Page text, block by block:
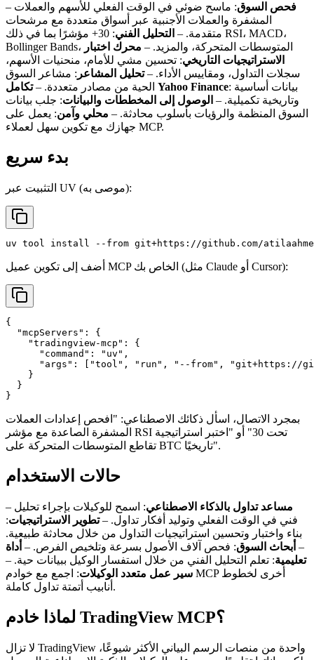
– فحص السوق: ماسح ضوئي في الوقت الفعلي للأسهم والعملات
المشفرة والعملات الأجنبية عبر أسواق متعددة مع مرشحات
متقدمة. – التحليل الفني
: 30+ مؤشرًا بما في ذلك RSI، MACD،
Bollinger Bands، المتوسطات المتحركة، والمزيد. – محرك اختبار
الاستراتيجيات التاريخي: تحسين مشي للأمام، منحنيات الأسهم،
سجلات التداول، ومقاييس الأداء. –تحليل المشاعر : مشاعر السوق
الحية من مصادر متعددة. – تكامل Yahoo Finance: بيانات أساسية
وتاريخية تكميلية. – الوصول إلى المخططات والبيانات: جلب بيانات
السوق المنظمة والرؤيات بأسلوب محادثة. – محلي وآمن: يعمل على
جهازك مع تكوين سهل لعملاء MCP.
بدء سريع
التثبيت عبر UV (موصى به):
أضف إلى تكوين عميل MCP الخاص بك (مثل Claude أو Cursor):
{
  "mcpServers": {
    "tradingview-mcp": {
      "command": "uv",
"args": ["tool", "run", "--from", "git+https://
    }
  }
بمجرد الاتصال، اسأل ذكائك الاصطناعي: "افحص إعدادات العملات
المشفرة الصاعدة مع مؤشر RSI تحت 30" أو "اختبر استراتيجية
تقاطع المتوسطات المتحركة على BTC تاريخيًا".
حالات الاستخدام
– مساعد تداول بالذكاء الاصطناعي: اسمح للوكيلات بإجراء تحليل
فني في الوقت الفعلي وتوليد أفكار تداول. –تطوير الاستراتيجيات:
بناء واختبار وتحسين استراتيجيات التداول من خلال محادثة طبيعية.
– أبحاث السوق: فحص آلاف الأصول بسرعة وتلخيص الفرص. – أداة
تعليمية: تعلم التحليل الفني من خلال استفسار الوكيل ببيانات حية. –
سير عمل متعدد الوكيلات: اجمع مع خوادم MCP أخرى لخطوط
أنابيب أتمتة تداول كاملة.
لماذا خادم TradingView MCP؟
لا تزال TradingView واحدة من منصات الرسم البياني الأكثر شيوعًا،